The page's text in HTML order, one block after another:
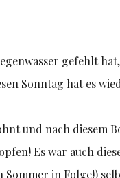
gefehlt
Sonntag hat es
und nach
Es war auch
in Folge!)